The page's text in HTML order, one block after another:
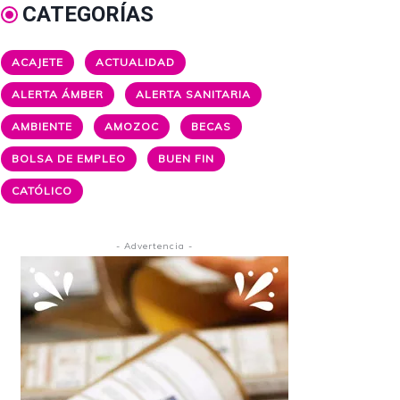
CATEGORÍAS
ACAJETE ACTUALIDAD
ALERTA ÁMBER ALERTA SANITARIA
AMBIENTE AMOZOC BECAS
BOLSA DE EMPLEO BUEN FIN
CATÓLICO
- Advertencia -